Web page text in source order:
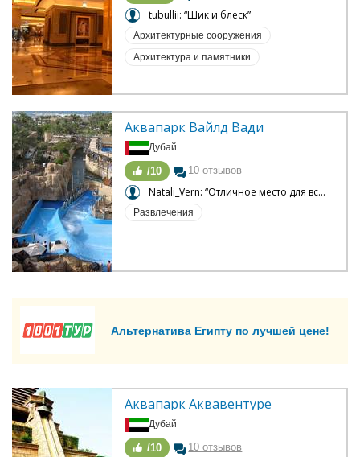
tubullii: “Шик и блеск”
Архитектурные сооружения
Архитектура и памятники
Аквапарк Вайлд Вади
Дубай
/10 10 отзывов
Natali_Vern: “Отличное место для всей семьи”
Развлечения
Альтернатива Египту по лучшей цене!
Аквапарк Аквавентуре
Дубай
/10 10 отзывов